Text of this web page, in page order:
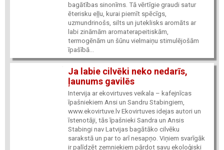
bagātības sinonīms. Tā vērtīgie graudi satur
ēterisku eļļu, kurai piemīt spēcīgs,
uzmundrinošs, silts un juteklisks aromāts ar
labi zināmām aromaterapeitiskām,
termogēnām un šūnu vielmaiņu stimulējošām
īpašībā...
Ja labie cilvēki neko nedarīs,
ļaunums gavilēs
Intervija ar ekovirtuves veikala – kafejnīcas
īpašniekiem Ansi un Sandru Stabingiem,
www.ekovirtuve.lv Ekovirtuves idejas autori un
īstenotāji, tās īpašnieki Sandra un Ansis
Stabingi nav Latvijas bagātāko cilvēku
sarakstā un par to arī nesapņo. Viņiem svarīgāk
ir palīdzēt zemniekiem pārdot savu ekoloģiski